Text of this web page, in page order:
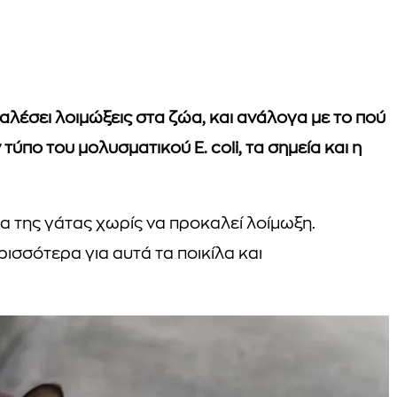
λοιμώξεις στα ζώα, και ανάλογα με το πού
του μολυσματικού E. coli, τα σημεία και η
της γάτας χωρίς να προκαλεί λοίμωξη.
για αυτά τα ποικίλα και